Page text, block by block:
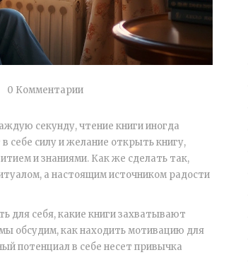
0 Комментарии
секунду, чтение книги иногда
себе силу и желание открыть книгу,
и знаниями. Как же сделать так,
а настоящим источником радости
для себя, какие книги захватывают
обсудим, как находить мотивацию для
потенциал в себе несет привычка